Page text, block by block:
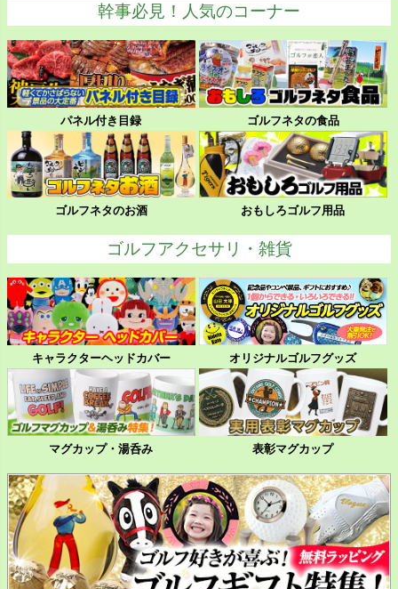
幹事必見！人気のコーナー
パネル付き目録 ゴルフネタの食品
ゴルフネタのお酒 おもしろゴルフ用品
ゴルフアクセサリ・雑貨
キャラクターヘッドカバー オリジナルゴルフグッズ
マグカップ・湯呑み 表彰マグカップ